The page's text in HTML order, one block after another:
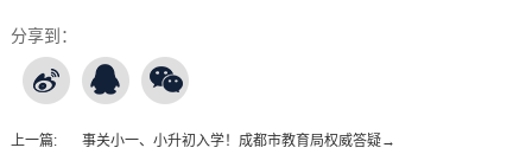
分享到：
上一篇: 事关小一、小升初入学！成都市教育局权威答疑→